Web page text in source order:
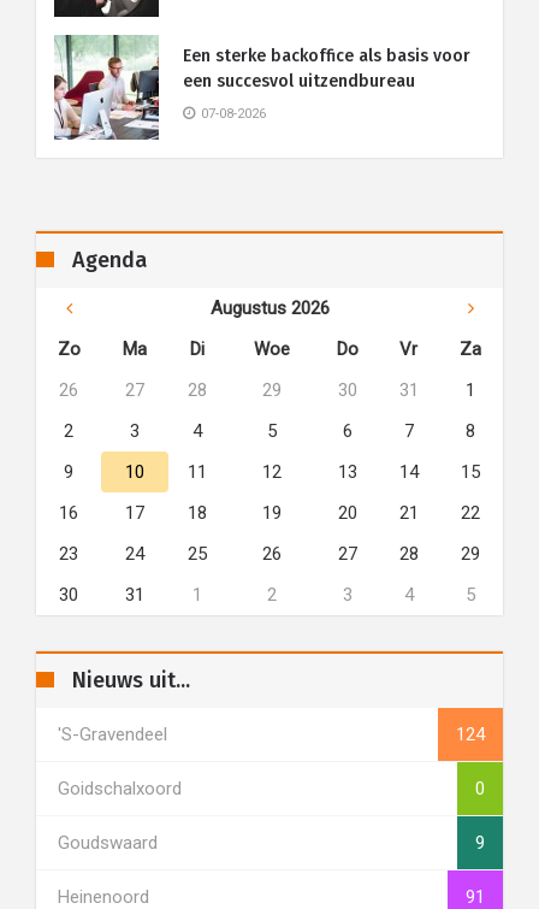
Een sterke backoffice als basis voor
een succesvol uitzendbureau
07-08-2026
Agenda
Augustus 2026
Zo
Ma Di Woe Do Vr
Za
26
27 28 29 30 31
1
2
3 4 5 6 7
8
9
10 11 12 13 14
15
16
17 18 19 20 21
22
23
24 25 26 27 28
29
30
31 1 2 3 4 5
Nieuws uit...
's-Gravendeel 124
Goidschalxoord 0
Goudswaard 9
Heinenoord 91